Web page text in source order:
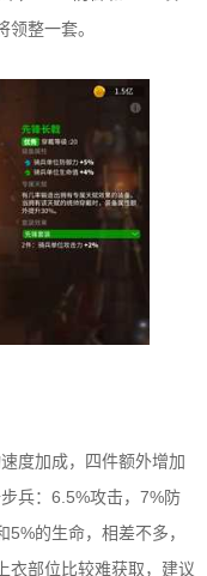
整一套。
度加成，四件额外增加
兵：6.5%攻击，7%防
的生命，相差不多，
衣部位比较难获取，建议